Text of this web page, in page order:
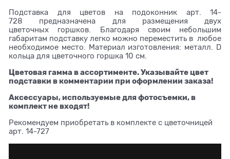
Подставка для цветов на подоконник арт. 14-
728 предназначена для размещения двух
цветочных горшков. Благодаря своим небольшим
габаритам подставку легко можно переместить в любое
необходимое место. Материал изготовления: металл. D
кольца для цветочного горшка 10 см.
Цветовая гамма в ассортименте. Указывайте цвет
подставки в комментарии при оформлении заказа!
Аксессуары, используемые для фотосъемки, в
комплект не входят!
Рекомендуем приобретать в комплекте с цветочницей
арт. 14-727